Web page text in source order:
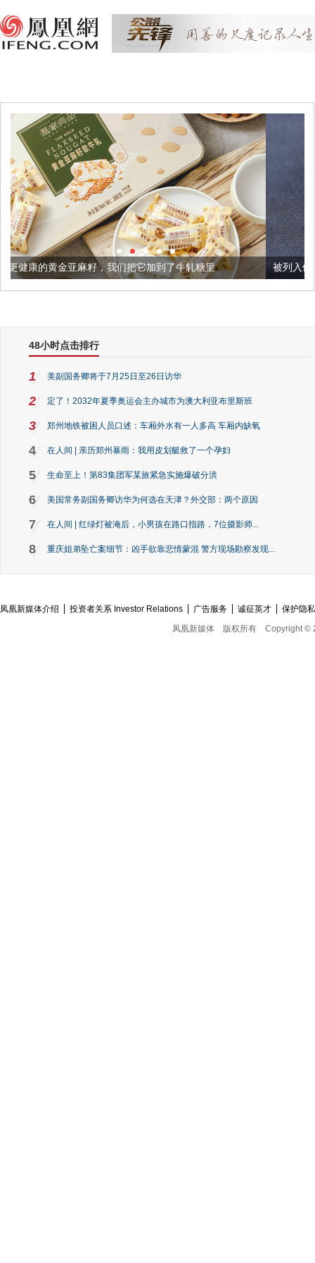
我们把它加到了牛轧糖里 被列入佛家七宝的它到底有多美
48小时点击排行
1 美副国务卿将于7月25日至26日访华
2 定了！2032年夏季奥运会主办城市为澳大利亚布里斯班
3 郑州地铁被困人员口述：车厢外水有一人多高 车厢内缺氧
4 在人间 | 亲历郑州暴雨：我用皮划艇救了一个孕妇
5 生命至上！第83集团军某旅紧急实施爆破分洪
6 美国常务副国务卿访华为何选在天津？外交部：两个原因
7 在人间 | 红绿灯被淹后，小男孩在路口指路，7位摄影师...
8 重庆姐弟坠亡案细节：凶手欲靠悲情蒙混 警方现场勘察发现...
凤凰新媒体介绍 投资者关系 Investor Relations 广告服务 诚征英才
保护隐
凤凰新媒体
版权所有 Copyright ©